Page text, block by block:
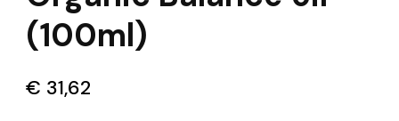
(100ml)
€ 31,62